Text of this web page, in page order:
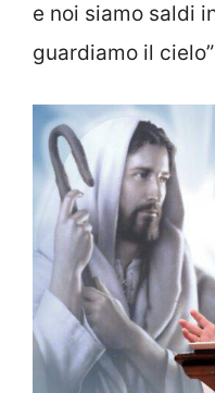
e noi siamo saldi
guardiamo il cielo”